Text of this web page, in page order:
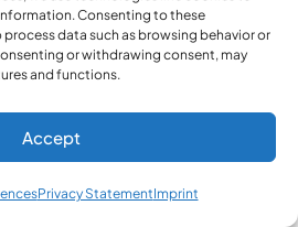
Consenting to these
data such as browsing behavior or
or withdrawing consent, may
and functions.
Accept
Privacy StatementImprint